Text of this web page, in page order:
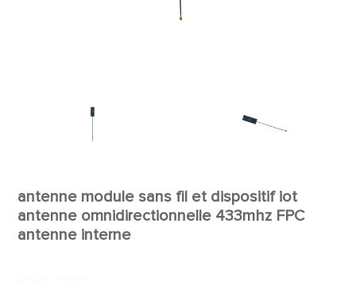
antenne module sans fil et dispositif iot
antenne omnidirectionnelle 433mhz FPC
antenne interne